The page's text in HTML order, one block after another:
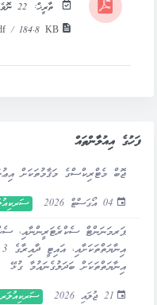
ތާރީޚް:
22 ނޮވެމްބަރ 2021
/ 184.8 KB
ފަހުގެ އިއުލާންތައް
ޖޮބް މެޓްރިކްސްގެ މަޤާމުތަކަށް
04 އޯގަސްޓް 2026
ޕަރމަނަންޓް ސެކްރެޓަރީންނާއި،
އިނާޔަތްތަކަށް ބަދަލުގެނައުމާ ގުޅޭ
21 ޖުލައި 2026